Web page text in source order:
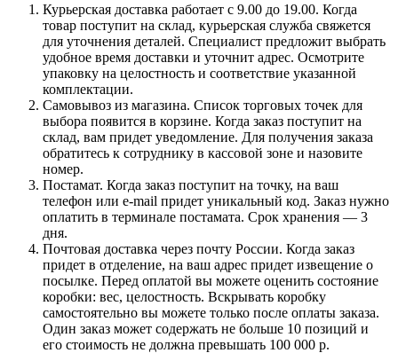
Курьерская доставка работает с 9.00 до 19.00. Когда
товар поступит на склад, курьерская служба свяжется
для уточнения деталей. Специалист предложит выбрать
удобное время доставки и уточнит адрес. Осмотрите
упаковку на целостность и соответствие указанной
комплектации.
Самовывоз из магазина. Список торговых точек для
выбора появится в корзине. Когда заказ поступит на
склад, вам придет уведомление. Для получения заказа
обратитесь к сотруднику в кассовой зоне и назовите
номер.
Постамат. Когда заказ поступит на точку, на ваш
телефон или e-mail придет уникальный код. Заказ нужно
оплатить в терминале постамата. Срок хранения — 3
дня.
Почтовая доставка через почту России. Когда заказ
придет в отделение, на ваш адрес придет извещение о
посылке. Перед оплатой вы можете оценить состояние
коробки: вес, целостность. Вскрывать коробку
самостоятельно вы можете только после оплаты заказа.
Один заказ может содержать не больше 10 позиций и
его стоимость не должна превышать 100 000 р.